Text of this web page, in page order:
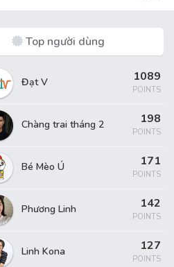
Top người dùng
Đạt V 1089
POINTS
Chàng trai tháng 2 198
POINTS
Bé Mèo Ú 171
POINTS
Phương Linh 142
POINTS
Linh Kona 127
POINTS